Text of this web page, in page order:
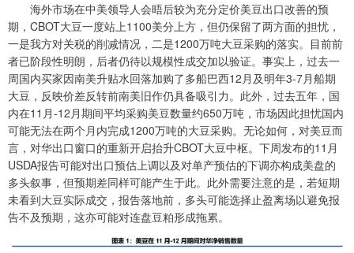
海外市场在中美领导人会晤后较为充分定价美豆出口改善的预
期，CBOT大豆一度站上1100美分上方，但仍保留了两方面的担忧，
一是我方对关税的削减情况，二是1200万吨大豆采购的落实。目前前
者已阶段性明朗，后者仍待以规模性成交加以验证。事实上，过去一
周国内买家因南美升贴水回落加购了多船巴西12月及明年3-7月船期
大豆，反映价差反转前南美旧作仍具备吸引力。此外，过去五年，国
内在11月-12月期间平均采购美豆数量约650万吨，市场因此担忧国内
可能无法在两个月内完成1200万吨的大豆采购。无论如何，对美豆而
言，对华出口窗口的重新开启抬升CBOT大豆中枢。下周发布的11月
USDA报告可能对出口预估上调以及对单产预估的下调亦构成美盘的
多头叙事，但预期差同样可能产生于此。此外需要注意的是，若短期
未看到大豆实际成交，报告落地前，多头可能选择止盈离场以避免报
告不及预期，这亦可能对连盘豆粕形成拖累。